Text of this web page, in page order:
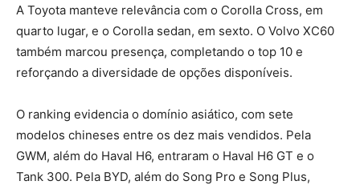
A Toyota manteve relevância com o Corolla Cross, em
quarto lugar, e o Corolla sedan, em sexto. O Volvo XC60
também marcou presença, completando o top 10 e
reforçando a diversidade de opções disponíveis.
O ranking evidencia o domínio asiático, com sete
modelos chineses entre os dez mais vendidos. Pela
GWM, além do Haval H6, entraram o Haval H6 GT e o
Tank 300. Pela BYD, além do Song Pro e Song Plus,